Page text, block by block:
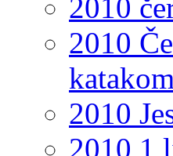
2010
2010
2010
2010 1